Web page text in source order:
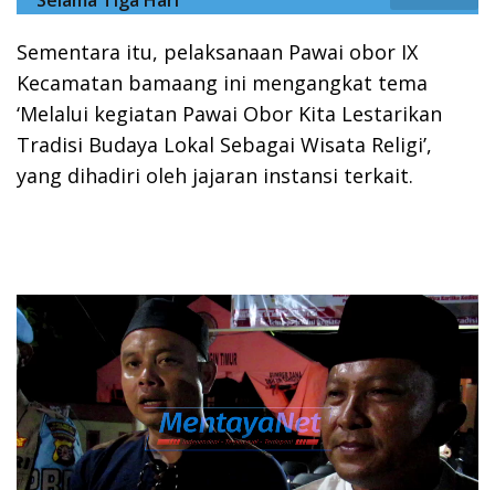
Sementara itu, pelaksanaan Pawai obor IX
Kecamatan bamaang ini mengangkat tema
‘Melalui kegiatan Pawai Obor Kita Lestarikan
Tradisi Budaya Lokal Sebagai Wisata Religi’,
yang dihadiri oleh jajaran instansi terkait.